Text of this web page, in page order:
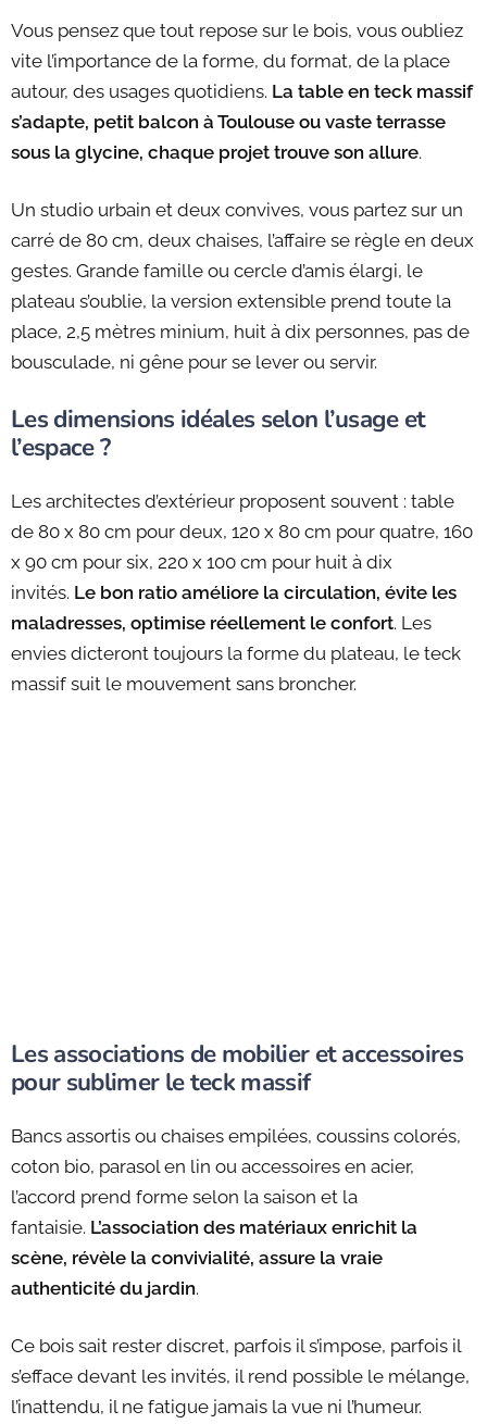
Vous pensez que tout repose sur le bois, vous oubliez
vite l’importance de la forme, du format, de la place
autour, des usages quotidiens. La table en teck massif
s’adapte, petit balcon à Toulouse ou vaste terrasse
sous la glycine, chaque projet trouve son allure.
Un studio urbain et deux convives, vous partez sur un
carré de 80 cm, deux chaises, l’affaire se règle en deux
gestes. Grande famille ou cercle d’amis élargi, le
plateau s’oublie, la version extensible prend toute la
place, 2,5 mètres minium, huit à dix personnes, pas de
bousculade, ni gêne pour se lever ou servir.
Les dimensions idéales selon l’usage et
l’espace ?
Les architectes d’extérieur proposent souvent : table
de 80 x 80 cm pour deux, 120 x 80 cm pour quatre, 160
x 90 cm pour six, 220 x 100 cm pour huit à dix
invités. Le bon ratio améliore la circulation, évite les
maladresses, optimise réellement le confort. Les
envies dicteront toujours la forme du plateau, le teck
massif suit le mouvement sans broncher.
Les associations de mobilier et accessoires
pour sublimer le teck massif
Bancs assortis ou chaises empilées, coussins colorés,
coton bio, parasol en lin ou accessoires en acier,
l’accord prend forme selon la saison et la
fantaisie. L’association des matériaux enrichit la
scène, révèle la convivialité, assure la vraie
authenticité du jardin.
Ce bois sait rester discret, parfois il s’impose, parfois il
s’efface devant les invités, il rend possible le mélange,
l’inattendu, il ne fatigue jamais la vue ni l’humeur.